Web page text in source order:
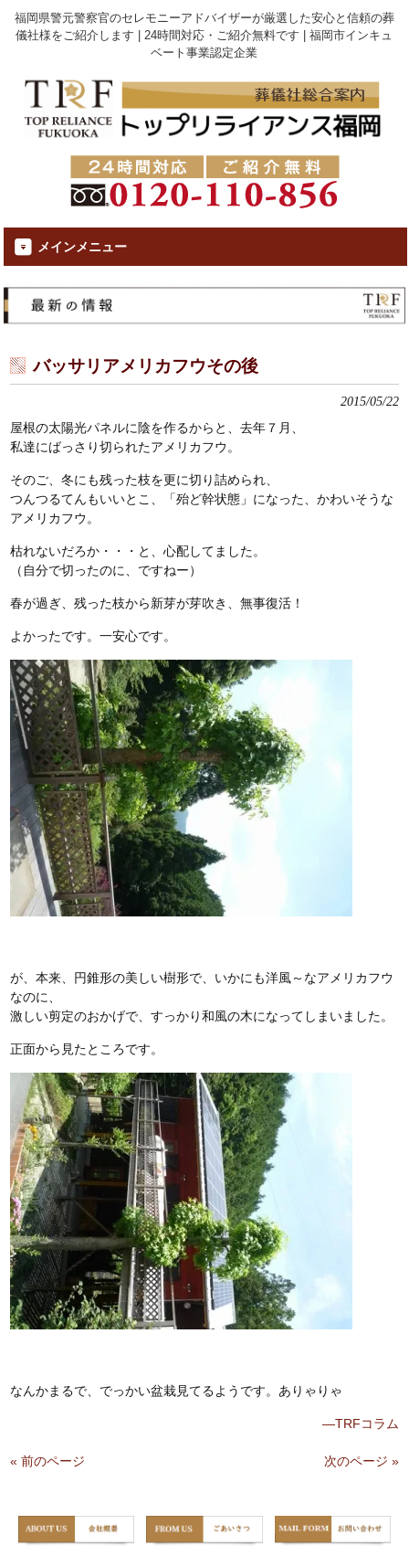
福岡県警元警察官のセレモニーアドバイザーが厳選した安心と信頼の葬
儀社様をご紹介します | 24時間対応・ご紹介無料です | 福岡市インキュ
ベート事業認定企業
メインメニュー
バッサリアメリカフウその後
2015/05/22
屋根の太陽光パネルに陰を作るからと、去年７月、
私達にばっさり切られたアメリカフウ。
そのご、冬にも残った枝を更に切り詰められ、
つんつるてんもいいとこ、「殆ど幹状態」になった、かわいそうな
アメリカフウ。
枯れないだろか・・・と、心配してました。
（自分で切ったのに、ですねー）
春が過ぎ、残った枝から新芽が芽吹き、無事復活！
よかったです。一安心です。
が、本来、円錐形の美しい樹形で、いかにも洋風～なアメリカフウ
なのに、
激しい剪定のおかげで、すっかり和風の木になってしまいました。
正面から見たところです。
なんかまるで、でっかい盆栽見てるようです。ありゃりゃ
—TRFコラム
« 前のページ 次のページ »